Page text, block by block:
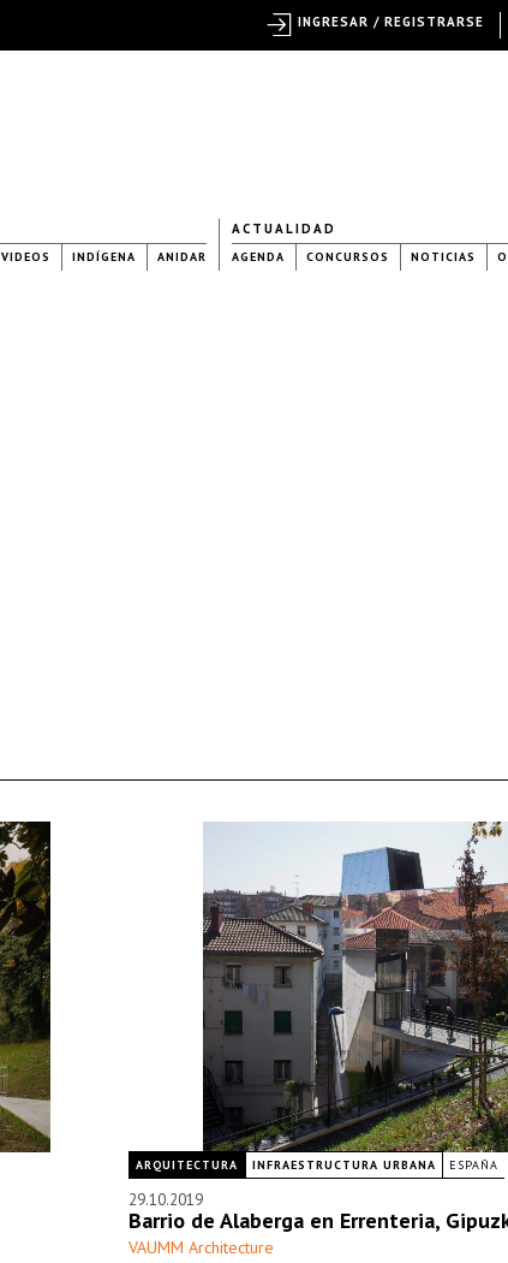
VIDEOS INDÍGENA ANIDAR
ACTUALIDAD
AGENDA CONCURSOS NOTICIAS
ARQUITECTURA INFRAESTRUCTURA URBANA ESPAÑA
29.10.2019
Barrio de Alaberga en Errenteria,
VAUMM Architecture
INGRESAR / REGISTRARSE